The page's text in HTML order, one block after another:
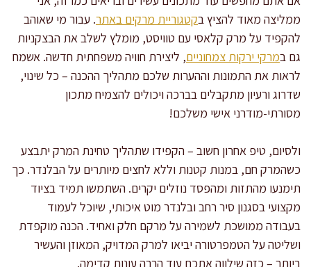
ממליצה מאוד להציץ בקטגוריית מרקים באתר. עבור מי שאוהב
להקפיד על מרק קלאסי עם טוויסט, מומלץ לשלב את הבצקניות
גם במרקי ירקות צמחוניים, ליצירת חוויה משפחתית חדשה. אשמח
לראות את התמונות וההערות שלכם מתהליך ההכנה – כל שינוי,
שדרוג ורעיון מתקבלים בברכה ויכולים להצמיח מתכון
מסורתי-מודרני אישי משלכם!
ולסיום, טיפ אחרון חשוב – הקפידו שתהליך טחינת המרק יתבצע
כשהמרק חם, במנות קטנות וללא לחצים מיותרים על הבלנדר. כך
תימנעו מהתזות ומהפסד נוזלים יקרים. השתמשו תמיד בציוד
מקצועי בסגנון סיר רחב ובלנדר מוט איכותי, שיוכל לעמוד
בעבודה ממושכת לשמירה על מרקם חלק ואחיד. הכנה מוקפדת
ושליטה על הטמפרטורה יביאו למרק המדויק, המאוזן והעשיר
ביותר – כזה שילווה אתכם עוד הרבה עונות קדימה.